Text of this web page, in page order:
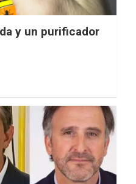
y un purificador